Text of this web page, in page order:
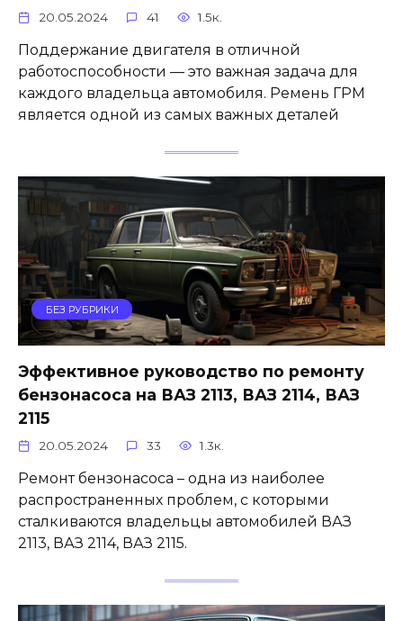
20.05.2024 41 1.5к.
Поддержание двигателя в отличной
работоспособности — это важная задача для
каждого владельца автомобиля. Ремень ГРМ
является одной из самых важных деталей
БЕЗ РУБРИКИ
Эффективное руководство по ремонту
бензонасоса на ВАЗ 2113, ВАЗ 2114, ВАЗ
2115
20.05.2024 33 1.3к.
Ремонт бензонасоса – одна из наиболее
распространенных проблем, с которыми
сталкиваются владельцы автомобилей ВАЗ
2113, ВАЗ 2114, ВАЗ 2115.